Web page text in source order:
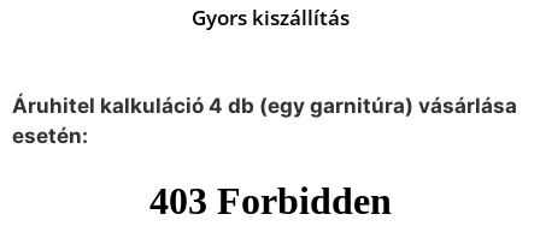
Gyors kiszállítás
Áruhitel kalkuláció 4 db (egy garnitúra) vásárlása
esetén: